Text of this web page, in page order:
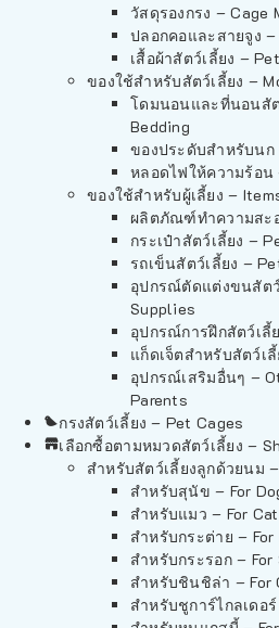
วัสดุรองกรง – Cage
ปลอกคอและสายจูง
เสื้อผ้าสัตว์เลี้ยง –
ของใช้สำหรับสัตว์เลี้ยง –
โดมนอนและที่นอนสั
Bedding
ของประดับสำหรับน
หลอดไฟให้ความร้อน
ของใช้สำหรับผู้เลี้ยง –
ผลิตภัณฑ์ทำความสะ
กระเป๋าสัตว์เลี้ยง –
รถเข็นสัตว์เลี้ยง –
อุปกรณ์ตัดแต่งขนสัตว์
Supplies
อุปกรณ์การฝึกสัตว์เลี้
แก็ดเจ็ตสำหรับสัตว์เ
อุปกรณ์เสริมอื่นๆ –
Parents
กรงสัตว์เลี้ยง – Pet Cages
เลือกซื้อตามหมวดสัตว์เลี้ยง –
สำหรับสัตว์เลี้ยงลูกด้วยนม
สำหรับสุนัข – For
สำหรับแมว – For
สำหรับกระต่าย – For
สำหรับกระรอก – For
สำหรับชินชิล่า – For
สำหรับชูการ์ไกลเดอ